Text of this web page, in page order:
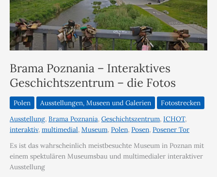
Brama Poznania – Interaktives
Geschichtszentrum – die Fotos
Polen Ausstellungen, Museen und Galerien
Fotostrecken
Ausstellung, Brama Poznania, Geschichtszentrum, ICHOT,
interaktiv, multimedial, Museum, Polen, Posen, Posener Tor
Es ist das wahrscheinlich meistbesuchte Museum in Poznan mit
einem spektulären Museumsbau und multimedialer interaktiver
Ausstellung